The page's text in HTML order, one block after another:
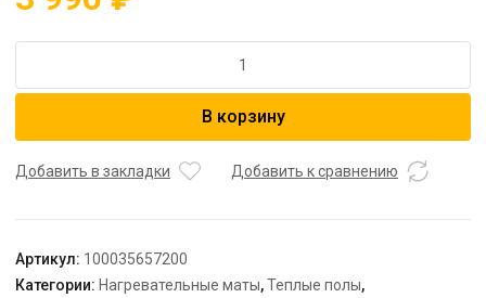
Мат
WSM
В корзину
Добавить в закладки Добавить к сравнению
Артикул: 100035657200
Категории: Нагревательные маты,Теплые полы,